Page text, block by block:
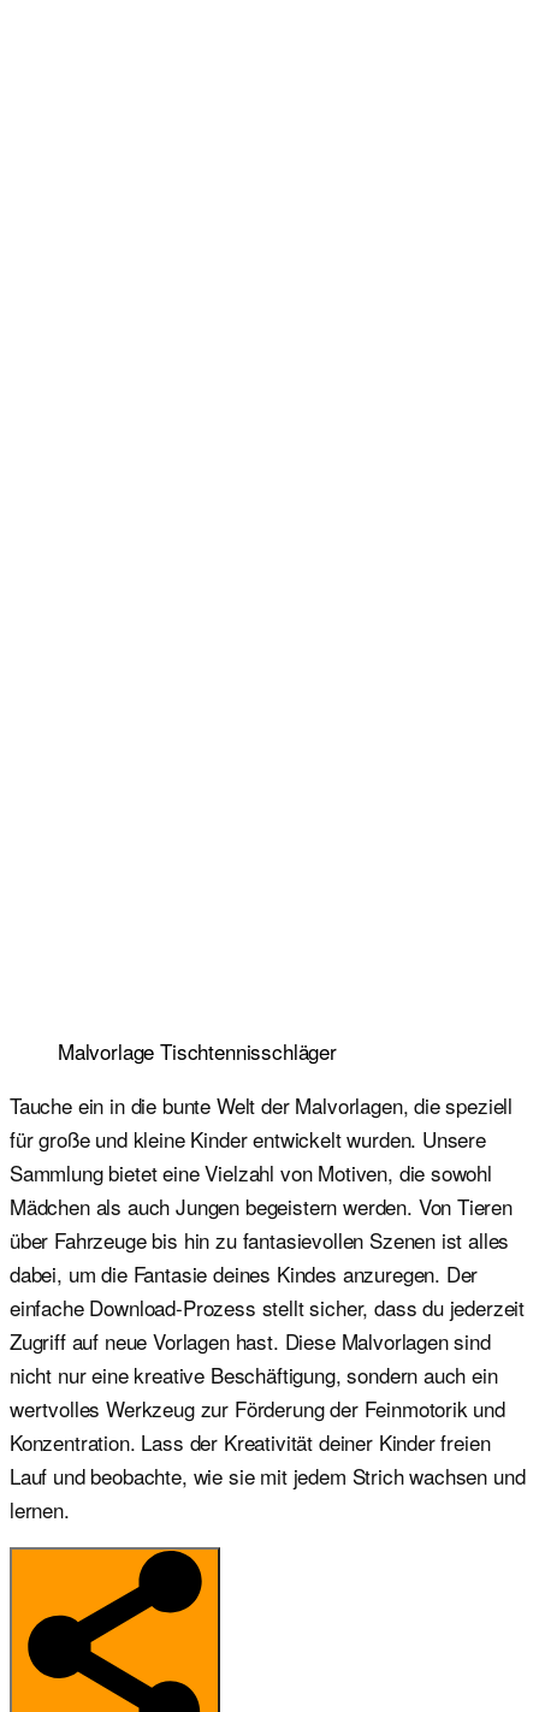
Malvorlage Tischtennisschläger
Tauche ein in die bunte Welt der Malvorlagen, die speziell
für große und kleine Kinder entwickelt wurden. Unsere
Sammlung bietet eine Vielzahl von Motiven, die sowohl
Mädchen als auch Jungen begeistern werden. Von Tieren
über Fahrzeuge bis hin zu fantasievollen Szenen ist alles
dabei, um die Fantasie deines Kindes anzuregen. Der
einfache Download-Prozess stellt sicher, dass du jederzeit
Zugriff auf neue Vorlagen hast. Diese Malvorlagen sind
nicht nur eine kreative Beschäftigung, sondern auch ein
wertvolles Werkzeug zur Förderung der Feinmotorik und
Konzentration. Lass der Kreativität deiner Kinder freien
Lauf und beobachte, wie sie mit jedem Strich wachsen und
lernen.